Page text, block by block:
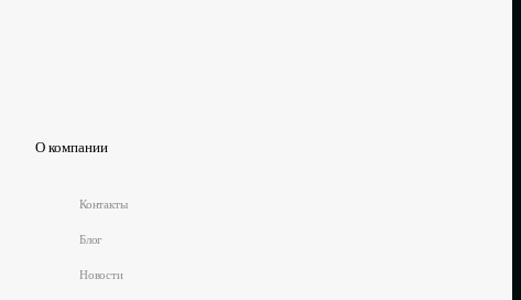
О компании
Контакты
Блог
Новости